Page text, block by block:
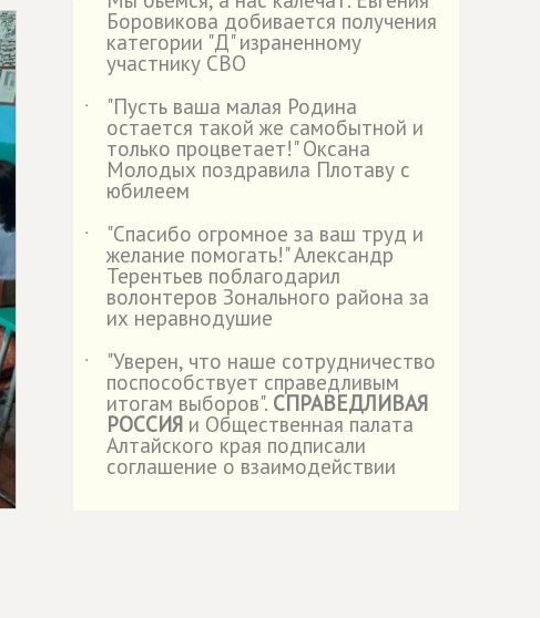
˙
Боровикова добивается получения
категории "Д" израненному
участнику СВО
˙
"Пусть ваша малая Родина
остается такой же самобытной и
только процветает!" Оксана
Молодых поздравила Плотаву с
юбилеем
˙
"Спасибо огромное за ваш труд и
желание помогать!" Александр
Терентьев поблагодарил
волонтеров Зонального района за
их неравнодушие
˙
"Уверен, что наше сотрудничество
поспособствует справедливым
итогам выборов". СПРАВЕДЛИВАЯ
РОССИЯ и Общественная палата
Алтайского края подписали
соглашение о взаимодействии